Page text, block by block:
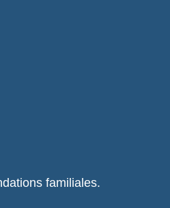
familiales.